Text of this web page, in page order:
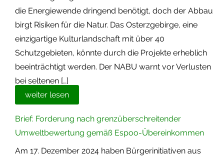
die Energiewende dringend benötigt, doch der Abbau
birgt Risiken für die Natur. Das Osterzgebirge, eine
einzigartige Kulturlandschaft mit über 40
Schutzgebieten, könnte durch die Projekte erheblich
beeinträchtigt werden. Der NABU warnt vor Verlusten
bei seltenen […]
weiter lesen
Brief: Forderung nach grenzüberschreitender
Umweltbewertung gemäß Espoo-Übereinkommen
Am 17. Dezember 2024 haben Bürgerinitiativen aus